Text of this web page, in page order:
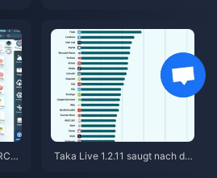
Taka Live 1.2.11 saugt nach de